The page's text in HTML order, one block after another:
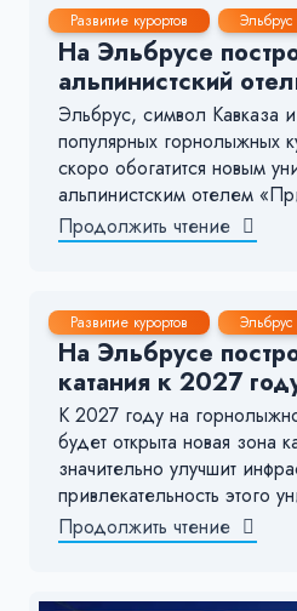
Развитие курортов Эльбрус
1 Ноя, 2024 2-3 мин.
На Эльбрусе
альпинистский
Эльбрус, символ Кавказа
популярных горнолыжных
скоро обогатится новым
альпинистским отелем
Продолжить чтение
Развитие курортов Эльбрус
5 Окт, 2024 2-3 мин.
На Эльбрусе
катания к 2027
К 2027 году на
будет открыта новая зона
значительно улучшит
привлекательность этого
Продолжить чтение